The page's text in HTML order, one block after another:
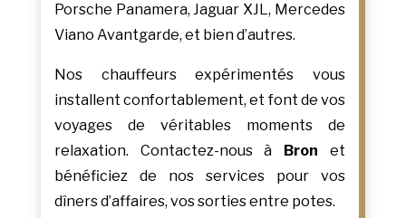
Porsche Panamera, Jaguar XJL, Mercedes
Viano Avantgarde, et bien d’autres.
Nos chauffeurs expérimentés vous
installent confortablement, et font de vos
voyages de véritables moments de
relaxation. Contactez-nous à Bron et
bénéficiez de nos services pour vos
dîners d’affaires, vos sorties entre potes.